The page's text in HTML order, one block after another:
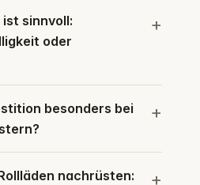
sinnvoll:
oder
besonders bei
nachrüsten: